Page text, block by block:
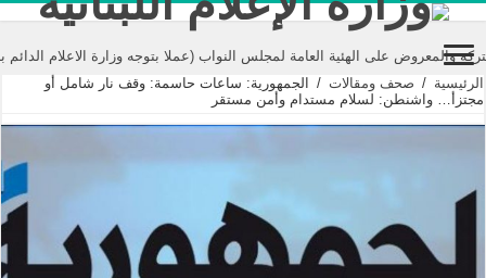
الهئية العامة لمجلس النواب (عملا بتوجه وزارة الاعلام الدائم بادراج الصيغ
الرئيسية / صحف ومقالات /
الجمهورية: ساعات حاسمة: وقف نار شامل أو
مجتزأ… واشنطن: لسلام مستدام وأمن مستقر